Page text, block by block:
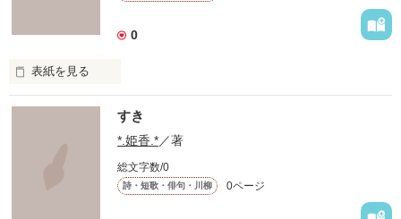
0
表紙を見る
すき
作品を読む
すき
*.姫香.*／著
総文字数/0
詩・短歌・俳句・川柳 0ページ